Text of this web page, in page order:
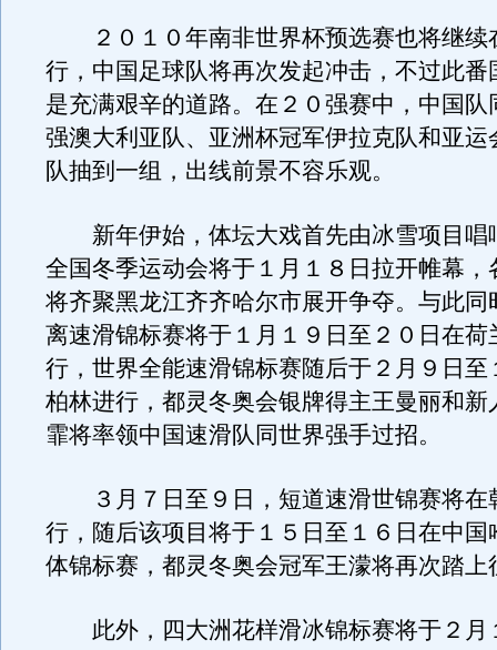
２０１０年南非世界杯预选赛也将继续
行，中国足球队将再次发起冲击，不过此番
是充满艰辛的道路。在２０强赛中，中国队
强澳大利亚队、亚洲杯冠军伊拉克队和亚运
队抽到一组，出线前景不容乐观。
新年伊始，体坛大戏首先由冰雪项目唱
全国冬季运动会将于１月１８日拉开帷幕，
将齐聚黑龙江齐齐哈尔市展开争夺。与此同
离速滑锦标赛将于１月１９日至２０日在荷
行，世界全能速滑锦标赛随后于２月９日至
柏林进行，都灵冬奥会银牌得主王曼丽和新
霏将率领中国速滑队同世界强手过招。
３月７日至９日，短道速滑世锦赛将在
行，随后该项目将于１５日至１６日在中国
体锦标赛，都灵冬奥会冠军王濛将再次踏上
此外，四大洲花样滑冰锦标赛将于２月